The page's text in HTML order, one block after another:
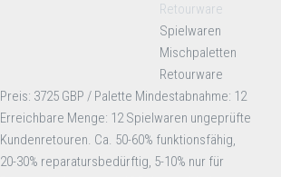
Retourware
Spielwaren
Mischpaletten
Retourware
Preis: 3725 GBP / Palette Mindestabnahme: 12
Erreichbare Menge: 12 Spielwaren ungeprüfte
Kundenretouren. Ca. 50-60% funktionsfähig,
20-30% reparatursbedürftig, 5-10% nur für